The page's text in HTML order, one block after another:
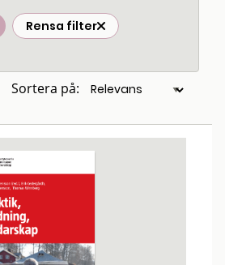
Rensa filter
Sortera på: